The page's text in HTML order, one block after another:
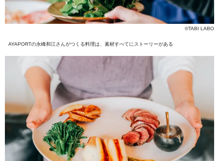
©TABI LABO
AYAPORTの永峰和江さんがつくる料理は、素材すべてにストーリーがある